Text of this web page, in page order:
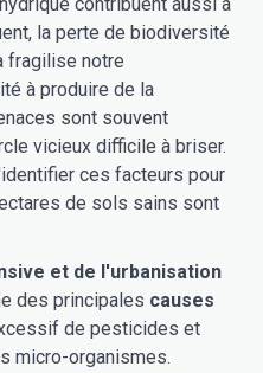
la perte de biodiversité
fragilise notre
à produire de la
sont souvent
vicieux difficile à briser.
ces facteurs pour
de sols sains sont
et de l'urbanisation
des principales causes
de pesticides et
micro-organismes.